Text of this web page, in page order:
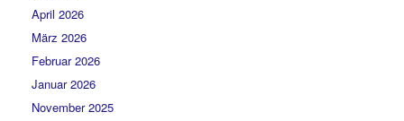
April 2026
März 2026
Februar 2026
Januar 2026
November 2025